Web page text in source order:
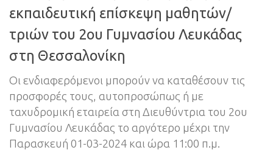
εκπαιδευτική επίσκεψη μαθητών/
τριών του 2ου Γυμνασίου Λευκάδας
στη Θεσσαλονίκη
Οι ενδιαφερόμενοι μπορούν να καταθέσουν τις
προσφορές τους, αυτοπροσώπως ή με
ταχυδρομική εταιρεία στη Διευθύντρια του 2ου
Γυμνασίου Λευκάδας το αργότερο μέχρι την
Παρασκευή 01-03-2024 και ώρα 11:00 π.μ.